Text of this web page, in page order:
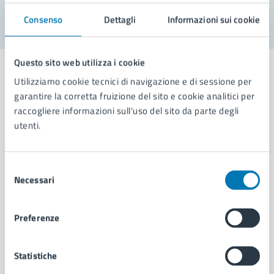
Consenso Dettagli Informazioni sui cookie
Questo sito web utilizza i cookie
Utilizziamo cookie tecnici di navigazione e di sessione per
garantire la corretta fruizione del sito e cookie analitici per
raccogliere informazioni sull'uso del sito da parte degli
utenti.
delNecessari
Preferenze
Statistiche
Comune di Napoli
Organi di governo
Uffici
Personale amministrativo